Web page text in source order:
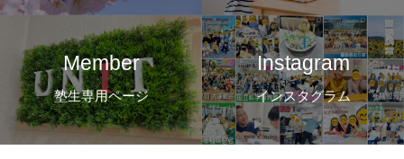
Member
塾生専用ページ
Instagram
インスタグラム